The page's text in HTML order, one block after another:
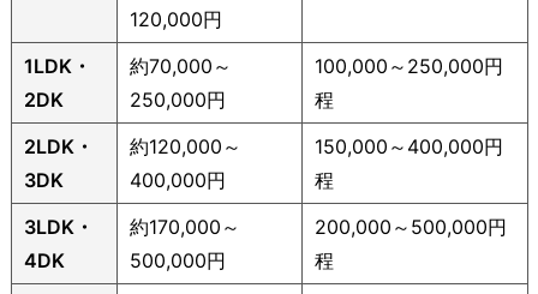
120,000円
1LDK・
2DK
約70,000～
250,000円
100,000～250,000円
程
2LDK・
3DK
約120,000～
400,000円
150,000～400,000円
程
3LDK・
4DK
約170,000～
500,000円
200,000～500,000円
程